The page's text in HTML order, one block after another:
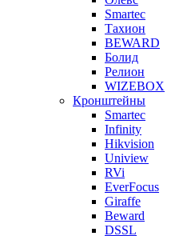
Smartec
Тахион
BEWARD
Болид
Релион
WIZEBOX
Кронштейны
Smartec
Infinity
Hikvision
Uniview
RVi
EverFocus
Giraffe
Beward
DSSL